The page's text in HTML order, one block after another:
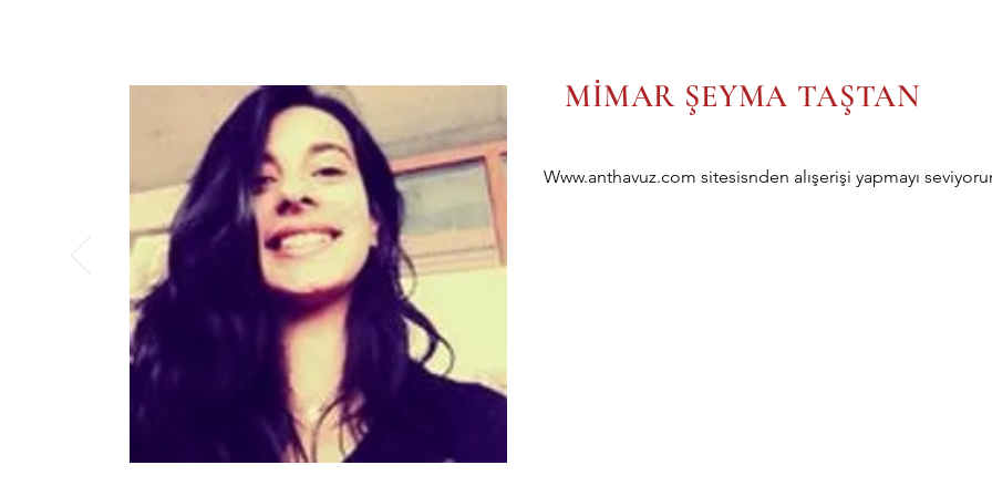
MİMAR ŞEYMA TAŞTAN
Www.anthavuz.com sitesisnden alışerişi yapmayı